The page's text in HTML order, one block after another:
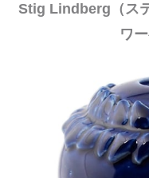
Stig Lindberg（ス
ワ